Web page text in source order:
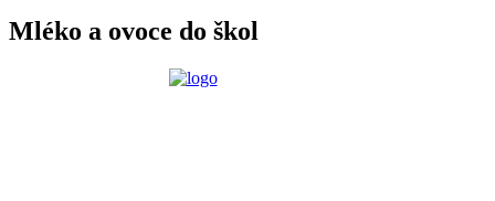
Mléko a ovoce do škol